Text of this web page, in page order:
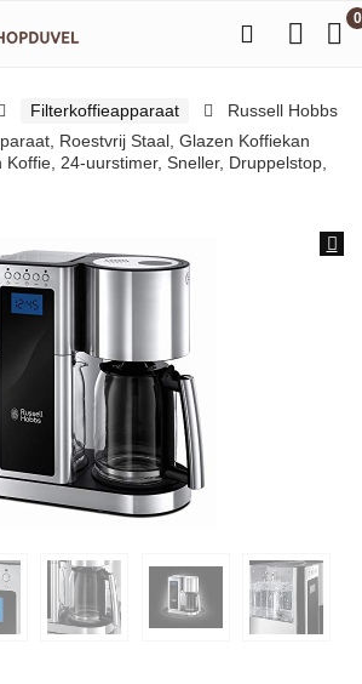
0
Filterkoffieapparaat
Russell Hobbs
Roestvrij Staal, Glazen Koffiekan
24-uurstimer, Sneller, Druppelstop,